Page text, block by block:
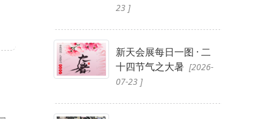
23 ]
新天会展每日一图 · 二
十四节气之大暑 [2026-
07-23 ]